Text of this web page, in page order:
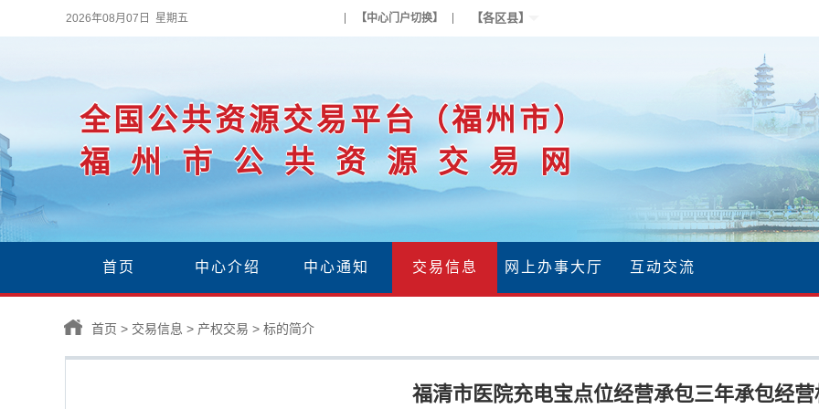
2026年08月07日 星期五 【中心门户切换】 【各区县】
全国公共资源交易平台（福州市）
福州市公共资源交易网
首页 中心介绍 中心通知 交易信息 网上办事大厅 互动交流
首页 > 交易信息 > 产权交易 > 标的简介
福清市医院充电宝点位经营承包三年承包经营